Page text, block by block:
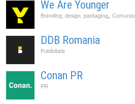
We Are Younger
Branding, design, packaging,
DDB Romania
Publicitate
Conan PR
PR